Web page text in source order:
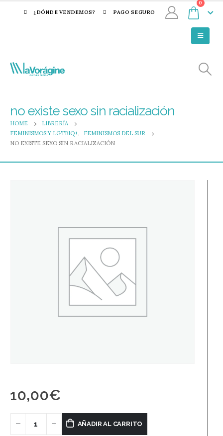
¿DÓNDE VENDEMOS? PAGO SEGURO
0
no existe sexo sin racialización
HOME
LIBRERÍA
FEMINISMOS Y LGTBIQ+,
FEMINISMOS DEL SUR
NO EXISTE SEXO SIN RACIALIZACIÓN
10,00€
AÑADIR AL CARRITO